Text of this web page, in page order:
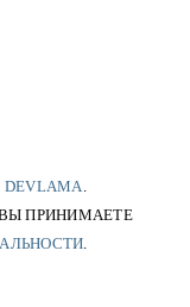
DEVLAMA.
ПРИНИМАЕТЕ
.